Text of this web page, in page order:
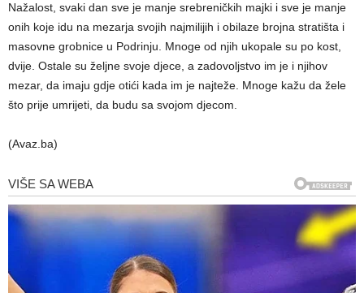
Nažalost, svaki dan sve je manje srebreničkih majki i sve je manje
onih koje idu na mezarja svojih najmilijih i obilaze brojna stratišta i
masovne grobnice u Podrinju. Mnoge od njih ukopale su po kost,
dvije. Ostale su željne svoje djece, a zadovoljstvo im je i njihov
mezar, da imaju gdje otići kada im je najteže. Mnoge kažu da žele
što prije umrijeti, da budu sa svojom djecom.
(Avaz.ba)